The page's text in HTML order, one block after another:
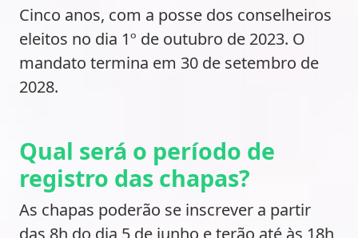
Cinco anos, com a posse dos conselheiros
eleitos no dia 1º de outubro de 2023. O
mandato termina em 30 de setembro de
2028.
Qual será o período de
registro das chapas?
As chapas poderão se inscrever a partir
das 8h do dia 5 de junho e terão até às 18h